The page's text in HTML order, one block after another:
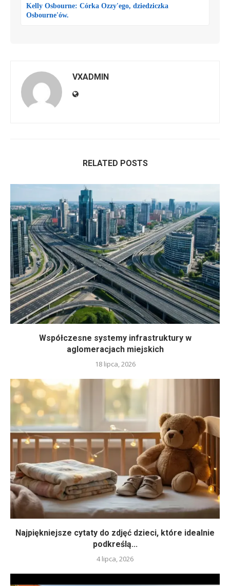
Kelly Osbourne: Córka Ozzy'ego, dziedziczka
Osbourne'ów.
VXADMIN
RELATED POSTS
Współczesne systemy infrastruktury w
aglomeracjach miejskich
18 lipca, 2026
Najpiękniejsze cytaty do zdjęć dzieci, które idealnie
podkreślą...
4 lipca, 2026